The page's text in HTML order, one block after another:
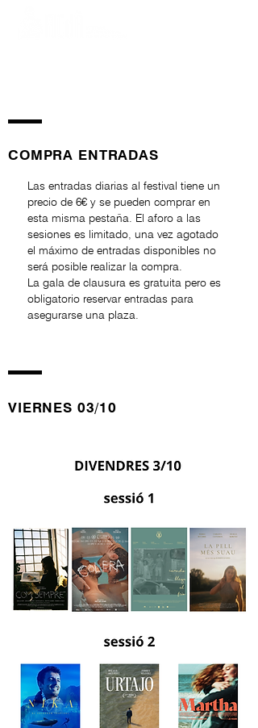
COMPRA ENTRADAS
Las entradas diarias al festival tiene un
precio de 6€ y se pueden comprar en
esta misma pestaña. El aforo a las
sesiones es limitado, una vez agotado
el máximo de entradas disponibles no
será posible realizar la compra.
La gala de clausura es gratuita pero es
obligatorio reservar entradas para
asegurarse una plaza.
VIERNES 03/10